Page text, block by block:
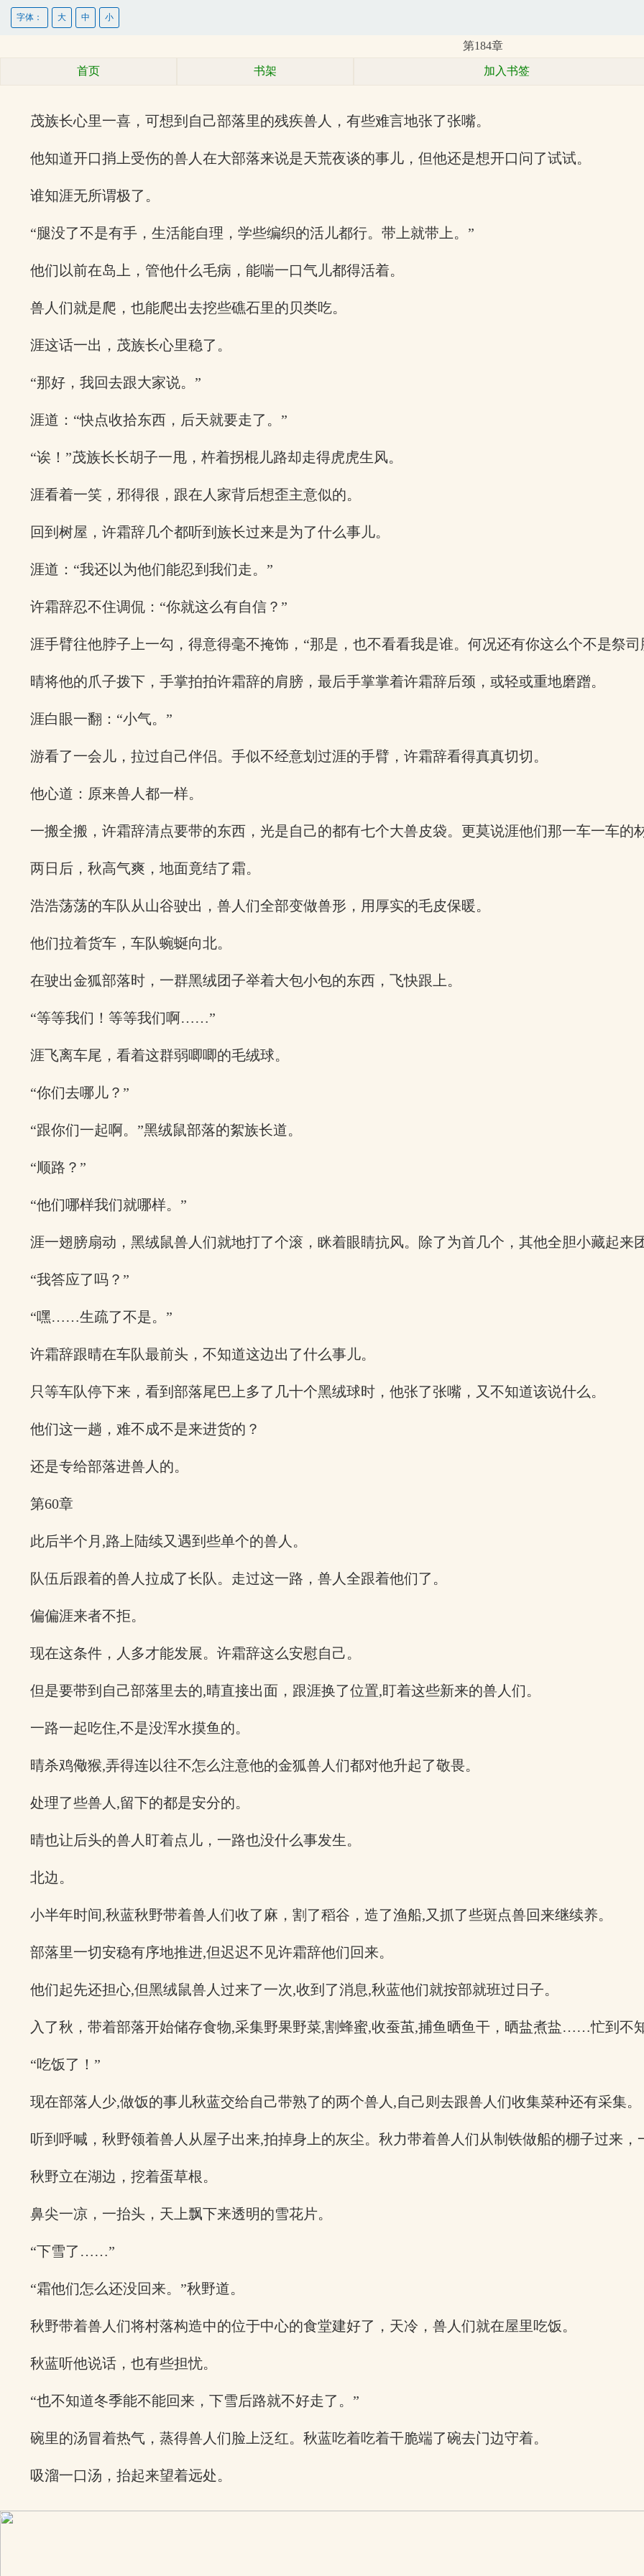
字体： 大 中 小
第184章
首页 书架 加入书签
茂族长心里一喜，可想到自己部落里的残疾兽人，有些难言地张了张嘴。
他知道开口捎上受伤的兽人在大部落来说是天荒夜谈的事儿，但他还是想开口问了试试。
谁知涯无所谓极了。
“腿没了不是有手，生活能自理，学些编织的活儿都行。带上就带上。”
他们以前在岛上，管他什么毛病，能喘一口气儿都得活着。
兽人们就是爬，也能爬出去挖些礁石里的贝类吃。
涯这话一出，茂族长心里稳了。
“那好，我回去跟大家说。”
涯道：“快点收拾东西，后天就要走了。”
“诶！”茂族长长胡子一甩，杵着拐棍儿路却走得虎虎生风。
涯看着一笑，邪得很，跟在人家背后想歪主意似的。
回到树屋，许霜辞几个都听到族长过来是为了什么事儿。
涯道：“我还以为他们能忍到我们走。”
许霜辞忍不住调侃：“你就这么有自信？”
涯手臂往他脖子上一勾，得意得毫不掩饰，“那是，也不看看我是谁。何况还有你这么个不是祭
晴将他的爪子拨下，手掌拍拍许霜辞的肩膀，最后手掌掌着许霜辞后颈，或轻或重地磨蹭。
涯白眼一翻：“小气。”
游看了一会儿，拉过自己伴侣。手似不经意划过涯的手臂，许霜辞看得真真切切。
他心道：原来兽人都一样。
一搬全搬，许霜辞清点要带的东西，光是自己的都有七个大兽皮袋。更莫说涯他们那一车一车的
两日后，秋高气爽，地面竟结了霜。
浩浩荡荡的车队从山谷驶出，兽人们全部变做兽形，用厚实的毛皮保暖。
他们拉着货车，车队蜿蜒向北。
在驶出金狐部落时，一群黑绒团子举着大包小包的东西，飞快跟上。
“等等我们！等等我们啊……”
涯飞离车尾，看着这群弱唧唧的毛绒球。
“你们去哪儿？”
“跟你们一起啊。”黑绒鼠部落的絮族长道。
“顺路？”
“他们哪样我们就哪样。”
涯一翅膀扇动，黑绒鼠兽人们就地打了个滚，眯着眼睛抗风。除了为首几个，其他全胆小藏起来
“我答应了吗？”
“嘿……生疏了不是。”
许霜辞跟晴在车队最前头，不知道这边出了什么事儿。
只等车队停下来，看到部落尾巴上多了几十个黑绒球时，他张了张嘴，又不知道该说什么。
他们这一趟，难不成不是来进货的？
还是专给部落进兽人的。
第60章
此后半个月,路上陆续又遇到些单个的兽人。
队伍后跟着的兽人拉成了长队。走过这一路，兽人全跟着他们了。
偏偏涯来者不拒。
现在这条件，人多才能发展。许霜辞这么安慰自己。
但是要带到自己部落里去的,晴直接出面，跟涯换了位置,盯着这些新来的兽人们。
一路一起吃住,不是没浑水摸鱼的。
晴杀鸡儆猴,弄得连以往不怎么注意他的金狐兽人们都对他升起了敬畏。
处理了些兽人,留下的都是安分的。
晴也让后头的兽人盯着点儿，一路也没什么事发生。
北边。
小半年时间,秋蓝秋野带着兽人们收了麻，割了稻谷，造了渔船,又抓了些斑点兽回来继续养。
部落里一切安稳有序地推进,但迟迟不见许霜辞他们回来。
他们起先还担心,但黑绒鼠兽人过来了一次,收到了消息,秋蓝他们就按部就班过日子。
入了秋，带着部落开始储存食物,采集野果野菜,割蜂蜜,收蚕茧,捕鱼晒鱼干，晒盐煮盐……忙到不
“吃饭了！”
现在部落人少,做饭的事儿秋蓝交给自己带熟了的两个兽人,自己则去跟兽人们收集菜种还有采集。
听到呼喊，秋野领着兽人从屋子出来,拍掉身上的灰尘。秋力带着兽人们从制铁做船的棚子过来，
秋野立在湖边，挖着蛋草根。
鼻尖一凉，一抬头，天上飘下来透明的雪花片。
“下雪了……”
“霜他们怎么还没回来。”秋野道。
秋野带着兽人们将村落构造中的位于中心的食堂建好了，天冷，兽人们就在屋里吃饭。
秋蓝听他说话，也有些担忧。
“也不知道冬季能不能回来，下雪后路就不好走了。”
碗里的汤冒着热气，蒸得兽人们脸上泛红。秋蓝吃着吃着干脆端了碗去门边守着。
吸溜一口汤，抬起来望着远处。
x